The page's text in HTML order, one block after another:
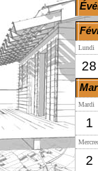
Lundi
28
Mardi
1
2